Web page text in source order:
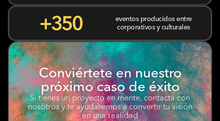
eventos producidos entre
corporativos y culturales
+350
Conviértete en nuestro
próximo caso de éxito
Si tienes un proyecto en mente, contacta con
nosotros y te ayudaremos a convertir tu visión
en una realidad